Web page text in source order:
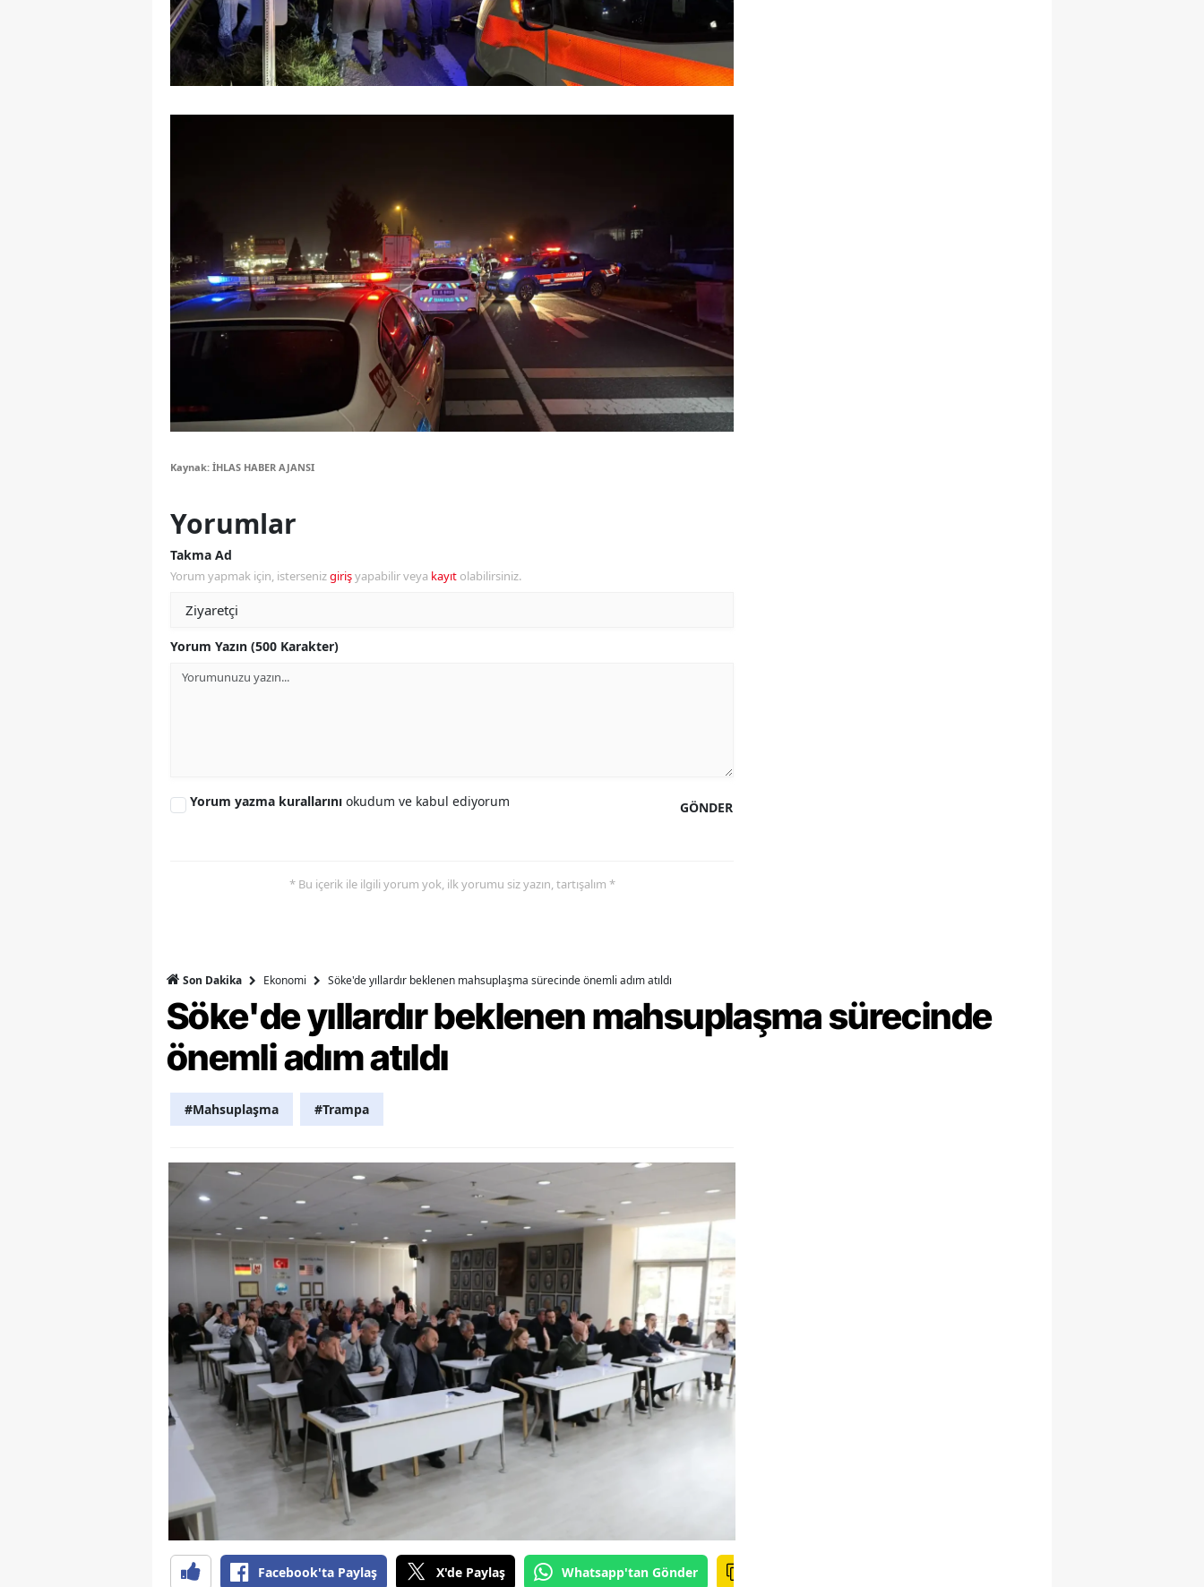
Malatya
Manisa
Kahramanmaraş
Mardin
Nevşehir
Niğde
Ordu
Rize
Sakarya
Samsun
Aksaray
Kırıkkale
Şırnak
Iğdır
Karabük
Kilis
Osmaniye
Düzce
Kaynak: İHLAS HABER AJANSI
Yorumlar
Takma Ad
Yorum yapmak için, istersenizgirişyapabilir veya kayıt olabilirsiniz.
Yorum Yazın (500 Karakter)
GÖNDER
Yorum yazma kurallarını okudum ve kabul ediyorum
* Bu içerik ile ilgili yorum yok, ilk yorumu siz yazın, tartışalım *
Son Dakika Ekonomi Söke'de yıllardır beklenen mahsuplaşma sürecinde önemli adım atıldı
Söke'de yıllardır beklenen mahsuplaşma sürecinde
önemli adım atıldı
#Mahsuplaşma #Trampa
Facebook'ta Paylaş X'de Paylaş Whatsapp'tan Gönder